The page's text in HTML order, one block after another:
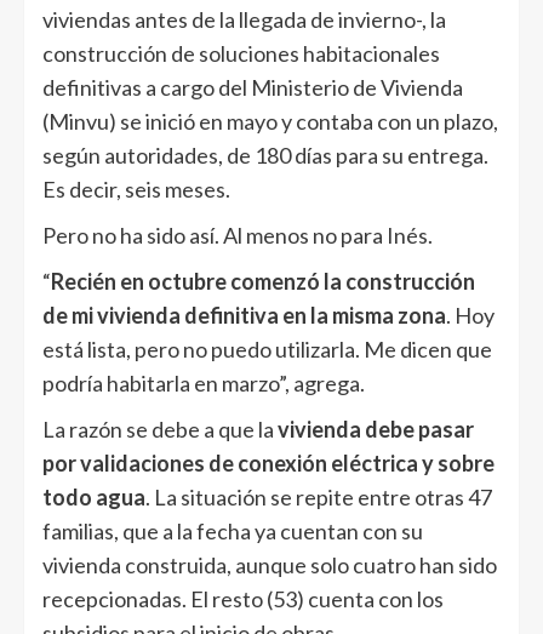
viviendas antes de la llegada de invierno-, la
construcción de soluciones habitacionales
definitivas a cargo del Ministerio de Vivienda
(Minvu) se inició en mayo y contaba con un plazo,
según autoridades, de 180 días para su entrega.
Es decir, seis meses.
Pero no ha sido así. Al menos no para Inés.
“Recién en octubre comenzó la construcción
de mi vivienda definitiva en la misma zona. Hoy
está lista, pero no puedo utilizarla. Me dicen que
podría habitarla en marzo”, agrega.
La razón se debe a que lavivienda debe pasar
por validaciones de conexión eléctrica y sobre
todo agua. La situación se repite entre otras 47
familias, que a la fecha ya cuentan con su
vivienda construida, aunque solo cuatro han sido
recepcionadas. El resto (53) cuenta con los